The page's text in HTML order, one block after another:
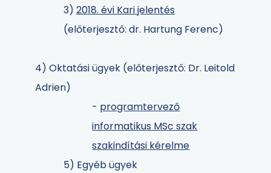
3)2018. évi Kari jelentés
(előterjesztő: dr. Hartung Ferenc)
4) Oktatási ügyek (előterjesztő: Dr. Leitold
Adrien)
- programtervező
informatikus MSc szak
szakindítási kérelme
5) Egyéb ügyek